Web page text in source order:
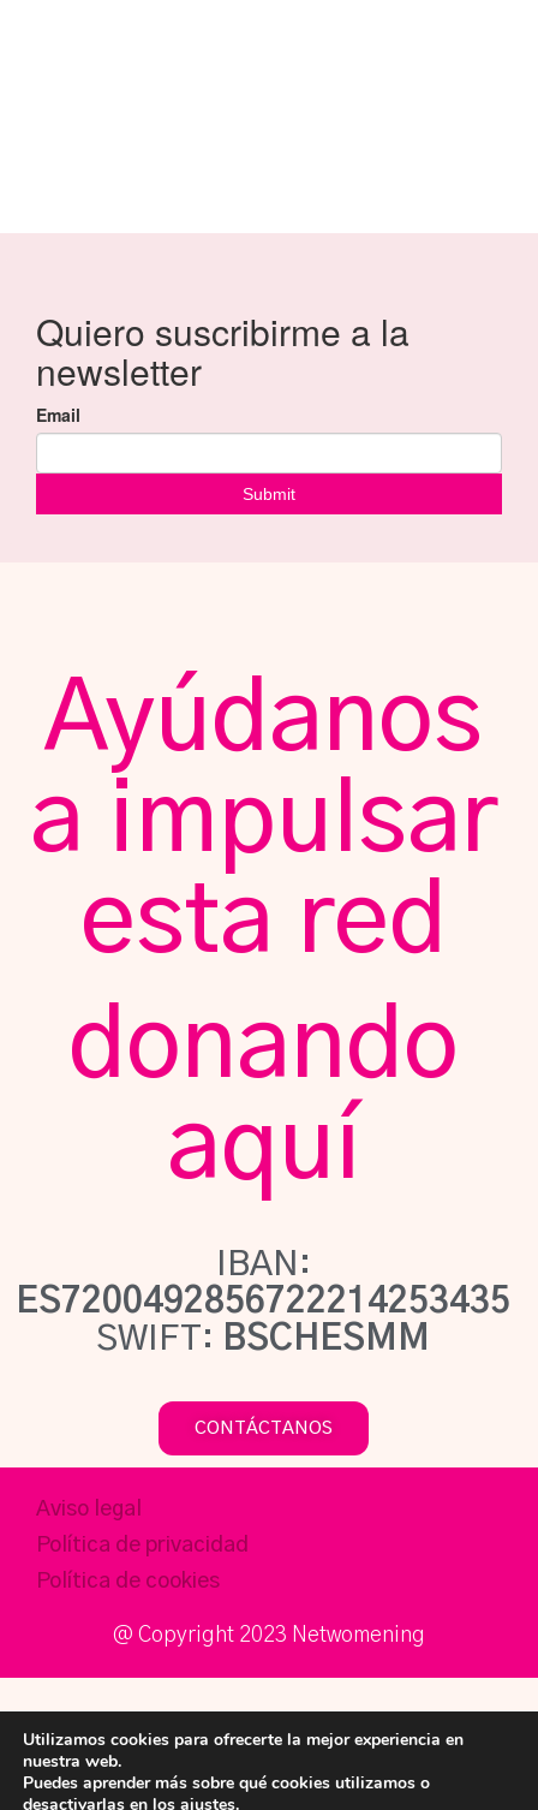
Ayúdanos
a impulsar
esta red
donando
aquí
IBAN:
ES7200492856722214253435
SWIFT: BSCHESMM
CONTÁCTANOS
Aviso legal
Política de privacidad
Política de cookies
@ Copyright 2023 Netwomening​
Utilizamos cookies para ofrecerte la mejor experiencia en
nuestra web.
Puedes aprender más sobre qué cookies utilizamos o
desactivarlas en los ajustes.